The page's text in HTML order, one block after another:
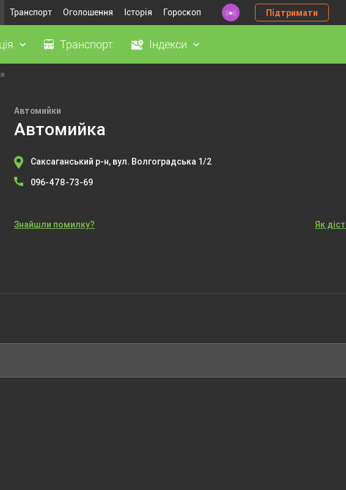
Транспорт Оголошення Історія Гороскоп Підтримати
Транспорт Індекси
Автомийки
Автомийка
Саксаганський р-н, вул. Волгоградська 1/2
096-478-73-69
Знайшли помилку? Як